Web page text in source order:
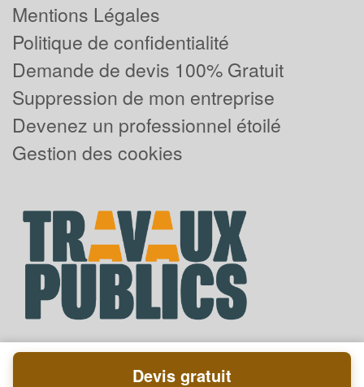
Mentions Légales
Politique de confidentialité
Demande de devis 100% Gratuit
Suppression de mon entreprise
Devenez un professionnel étoilé
Gestion des cookies
Devis gratuit